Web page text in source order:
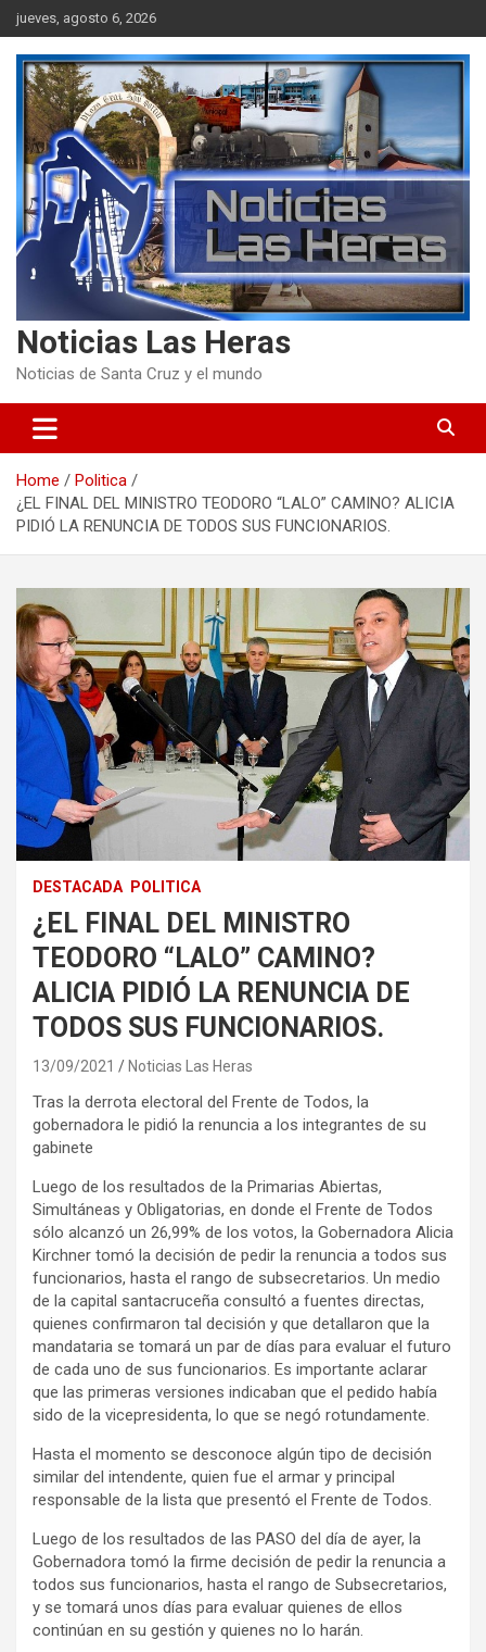
Skip
to
content
jueves, agosto 6, 2026
Noticias Las Heras
Noticias de Santa Cruz y el mundo
Home
Politica
¿EL FINAL DEL MINISTRO TEODORO “LALO” CAMINO? ALICIA
PIDIÓ LA RENUNCIA DE TODOS SUS FUNCIONARIOS.
DESTACADA POLITICA
¿EL FINAL DEL MINISTRO
TEODORO “LALO” CAMINO?
ALICIA PIDIÓ LA RENUNCIA DE
TODOS SUS FUNCIONARIOS.
13/09/2021 Noticias Las Heras
Tras la derrota electoral del Frente de Todos, la
gobernadora le pidió la renuncia a los integrantes de su
gabinete
Luego de los resultados de la Primarias Abiertas,
Simultáneas y Obligatorias, en donde el Frente de Todos
sólo alcanzó un 26,99% de los votos, la Gobernadora Alicia
Kirchner tomó la decisión de pedir la renuncia a todos sus
funcionarios, hasta el rango de subsecretarios. Un medio
de la capital santacruceña consultó a fuentes directas,
quienes confirmaron tal decisión y que detallaron que la
mandataria se tomará un par de días para evaluar el futuro
de cada uno de sus funcionarios. Es importante aclarar
que las primeras versiones indicaban que el pedido había
sido de la vicepresidenta, lo que se negó rotundamente.
Hasta el momento se desconoce algún tipo de decisión
similar del intendente, quien fue el armar y principal
responsable de la lista que presentó el Frente de Todos.
Luego de los resultados de las PASO del día de ayer, la
Gobernadora tomó la firme decisión de pedir la renuncia a
todos sus funcionarios, hasta el rango de Subsecretarios,
y se tomará unos días para evaluar quienes de ellos
continúan en su gestión y quienes no lo harán.